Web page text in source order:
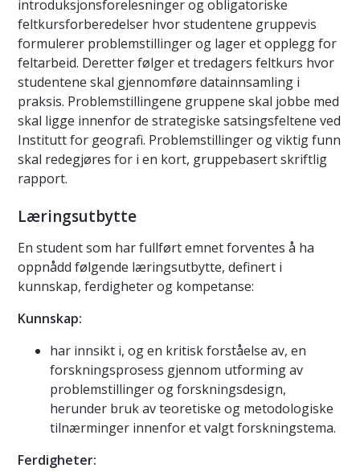
introduksjonsforelesninger og obligatoriske
feltkursforberedelser hvor studentene gruppevis
formulerer problemstillinger og lager et opplegg for
feltarbeid. Deretter følger et tredagers feltkurs hvor
studentene skal gjennomføre datainnsamling i
praksis. Problemstillingene gruppene skal jobbe med
skal ligge innenfor de strategiske satsingsfeltene ved
Institutt for geografi. Problemstillinger og viktig funn
skal redegjøres for i en kort, gruppebasert skriftlig
rapport.
Læringsutbytte
En student som har fullført emnet forventes å ha
oppnådd følgende læringsutbytte, definert i
kunnskap, ferdigheter og kompetanse:
Kunnskap:
har innsikt i, og en kritisk forståelse av, en
forskningsprosess gjennom utforming av
problemstillinger og forskningsdesign,
herunder bruk av teoretiske og metodologiske
tilnærminger innenfor et valgt forskningstema.
Ferdigheter: